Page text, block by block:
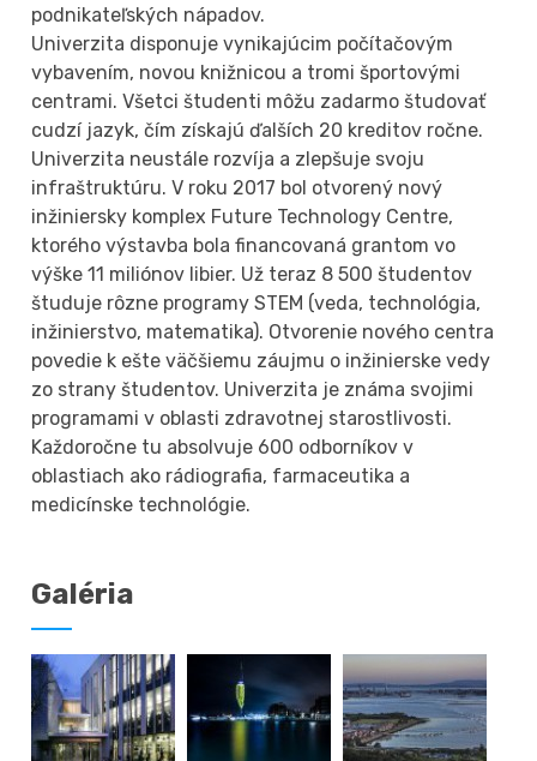
podnikateľských nápadov.
Univerzita disponuje vynikajúcim počítačovým
vybavením, novou knižnicou a tromi športovými
centrami. Všetci študenti môžu zadarmo študovať
cudzí jazyk, čím získajú ďalších 20 kreditov ročne.
Univerzita neustále rozvíja a zlepšuje svoju
infraštruktúru. V roku 2017 bol otvorený nový
inžiniersky komplex Future Technology Centre,
ktorého výstavba bola financovaná grantom vo
výške 11 miliónov libier. Už teraz 8 500 študentov
študuje rôzne programy STEM (veda, technológia,
inžinierstvo, matematika). Otvorenie nového centra
povedie k ešte väčšiemu záujmu o inžinierske vedy
zo strany študentov. Univerzita je známa svojimi
programami v oblasti zdravotnej starostlivosti.
Každoročne tu absolvuje 600 odborníkov v
oblastiach ako rádiografia, farmaceutika a
medicínske technológie.
Galéria